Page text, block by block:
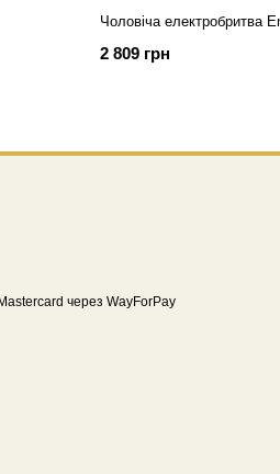
Чоловіча електробритва
2 809 грн